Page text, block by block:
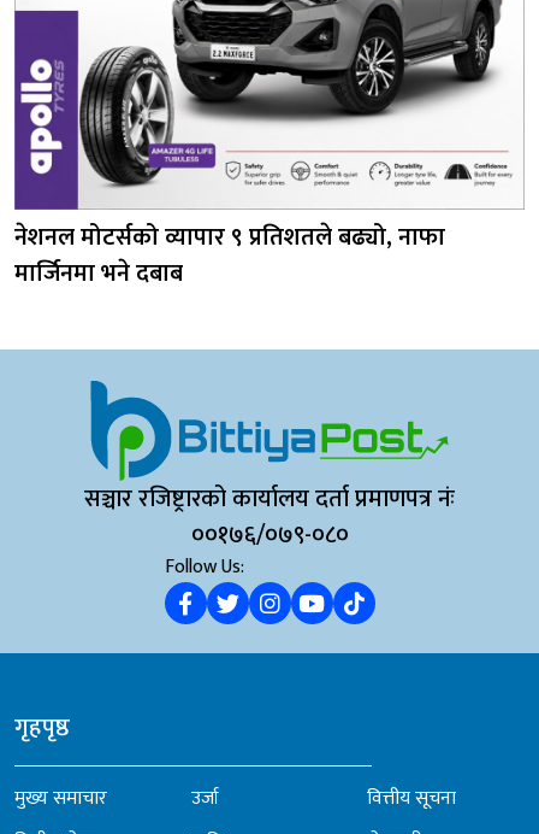
नेशनल मोटर्सको व्यापार ९ प्रतिशतले बढ्यो, नाफा
मार्जिनमा भने दबाब
सञ्चार रजिष्ट्रारको कार्यालय दर्ता प्रमाणपत्र नंः
००१७६/०७९-०८०
Follow Us:
गृहपृष्ठ
मुख्य समाचार
उर्जा
वित्तीय सूचना